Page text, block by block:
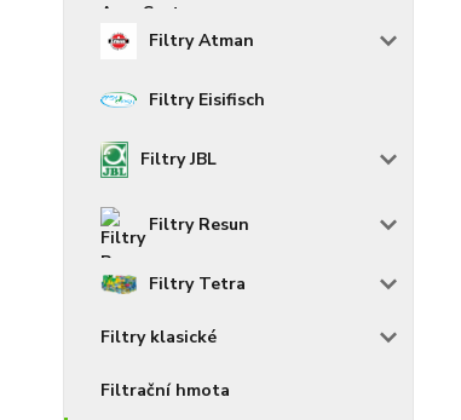
Filtry Atman
Filtry Eisifisch
Filtry JBL
Filtry Resun
Filtry Tetra
Filtry klasické
Filtrační hmota